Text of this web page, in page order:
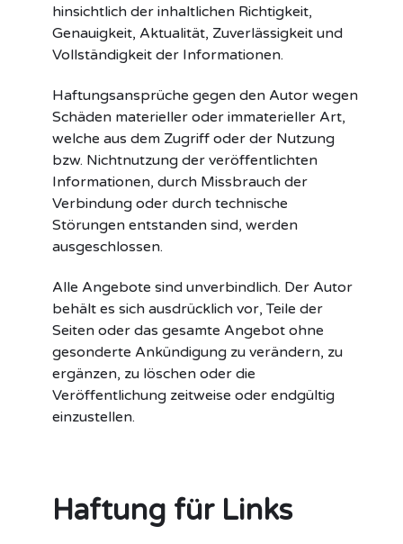
hinsichtlich der inhaltlichen Richtigkeit,
Genauigkeit, Aktualität, Zuverlässigkeit und
Vollständigkeit der Informationen.
Haftungsansprüche gegen den Autor wegen
Schäden materieller oder immaterieller Art,
welche aus dem Zugriff oder der Nutzung
bzw. Nichtnutzung der veröffentlichten
Informationen, durch Missbrauch der
Verbindung oder durch technische
Störungen entstanden sind, werden
ausgeschlossen.
Alle Angebote sind unverbindlich. Der Autor
behält es sich ausdrücklich vor, Teile der
Seiten oder das gesamte Angebot ohne
gesonderte Ankündigung zu verändern, zu
ergänzen, zu löschen oder die
Veröffentlichung zeitweise oder endgültig
einzustellen.
Haftung für Links